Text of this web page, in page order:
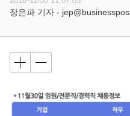
장은파 기자 -